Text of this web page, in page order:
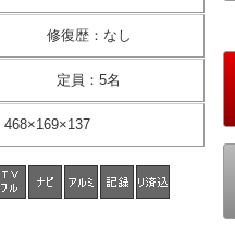
修復歴： なし
定員 ： 5名
468×169×137